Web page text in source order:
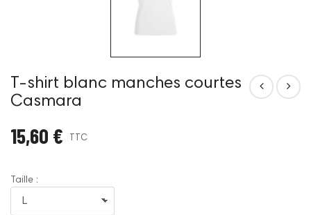
T-shirt blanc manches courtes
Casmara
15,60 € TTC
Taille :